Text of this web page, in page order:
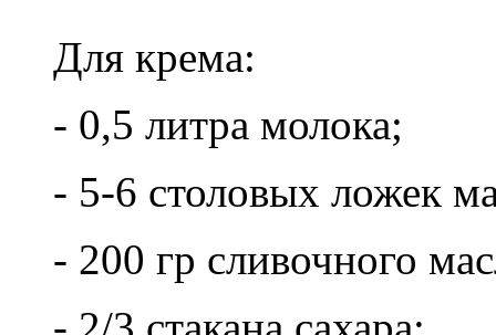
Для крема:
- 0,5 литра молока;
- 5-6 столовых ложек
- 200 гр сливочного